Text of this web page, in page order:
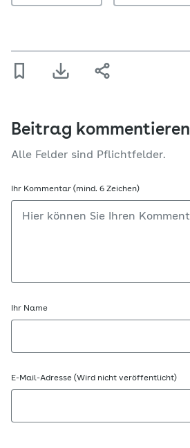
Beitrag kommentieren
Alle Felder sind Pflichtfelder.
Ihr Kommentar (mind. 6 Zeichen)
Ihr Name
E-Mail-Adresse (Wird nicht veröffentlicht)